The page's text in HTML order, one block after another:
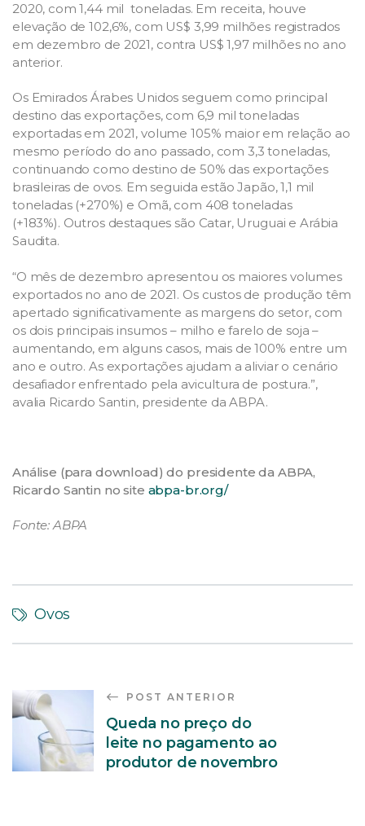
2020, com 1,44 mil toneladas. Em receita, houve
elevação de 102,6%, com US$ 3,99 milhões registrados
em dezembro de 2021, contra US$ 1,97 milhões no ano
anterior.
Os Emirados Árabes Unidos seguem como principal
destino das exportações, com 6,9 mil toneladas
exportadas em 2021, volume 105% maior em relação ao
mesmo período do ano passado, com 3,3 toneladas,
continuando como destino de 50% das exportações
brasileiras de ovos. Em seguida estão Japão, 1,1 mil
toneladas (+270%) e Omã, com 408 toneladas
(+183%). Outros destaques são Catar, Uruguai e Arábia
Saudita.
“O mês de dezembro apresentou os maiores volumes
exportados no ano de 2021. Os custos de produção têm
apertado significativamente as margens do setor, com
os dois principais insumos – milho e farelo de soja –
aumentando, em alguns casos, mais de 100% entre um
ano e outro. As exportações ajudam a aliviar o cenário
desafiador enfrentado pela avicultura de postura.”,
avalia Ricardo Santin, presidente da ABPA.
Análise (para download) do presidente da ABPA,
Ricardo Santin no site abpa-br.org/
Fonte: ABPA
Ovos
POST ANTERIOR
Queda no preço do
leite no pagamento ao
produtor de novembro